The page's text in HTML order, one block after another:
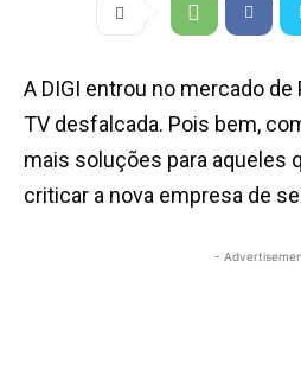
A DIGI entrou no mercado
TV desfalcada. Pois bem,
mais soluções para aqueles
criticar a nova empresa de
-